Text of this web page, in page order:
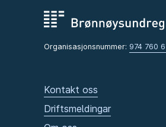
Organisasjonsnummer: 974 760
Kontakt oss
Driftsmeldingar